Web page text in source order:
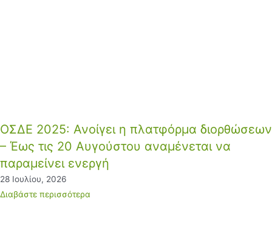
ΟΣΔΕ 2025: Ανοίγει η πλατφόρμα διορθώσεων
– Έως τις 20 Αυγούστου αναμένεται να
παραμείνει ενεργή
28 Ιουλίου, 2026
Διαβάστε περισσότερα